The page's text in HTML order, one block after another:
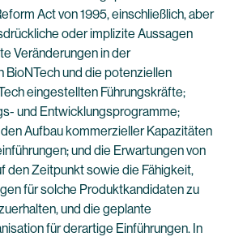
Act von 1995, einschließlich, aber
oder implizite Aussagen
Veränderungen in der
BioNTech und die potenziellen
eingestellten Führungskräfte;
und Entwicklungsprogramme;
Aufbau kommerzieller Kapazitäten
und die Erwartungen von
den Zeitpunkt sowie die Fähigkeit,
für solche Produktkandidaten zu
und die geplante
für derartige Einführungen. In